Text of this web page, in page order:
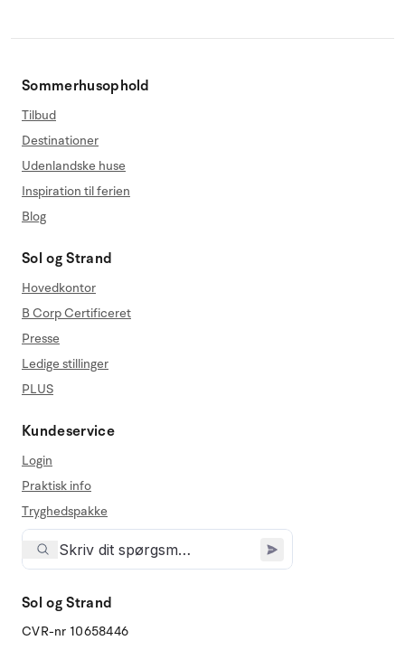
Sommerhusophold
Tilbud
Destinationer
Udenlandske huse
Inspiration til ferien
Blog
Sol og Strand
Hovedkontor
B Corp Certificeret
Presse
Ledige stillinger
PLUS
Kundeservice
Login
Praktisk info
Tryghedspakke
Sol og Strand
CVR-nr 10658446